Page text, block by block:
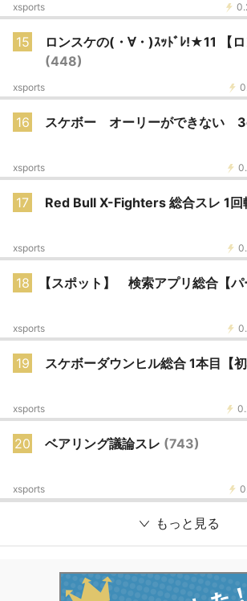
xsports
15
ロンスケの(・∀・)ｽｯﾄﾞﾚ!★11 【ロ
(448)
xsports
16 スケボー オーリーができない
xsports
17 Red Bull X-Fighters 総合スレ 1回
xsports
18 【スポット】 検索アプリ総合【パ
xsports
19 スケボーダウンヒル総合 1本目【
xsports
20 ベアリング議論スレ (743)
xsports
もっと見る